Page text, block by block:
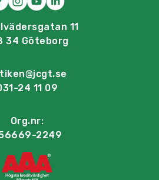
11
34 Göteborg
24 11 09
Org.nr:
2249